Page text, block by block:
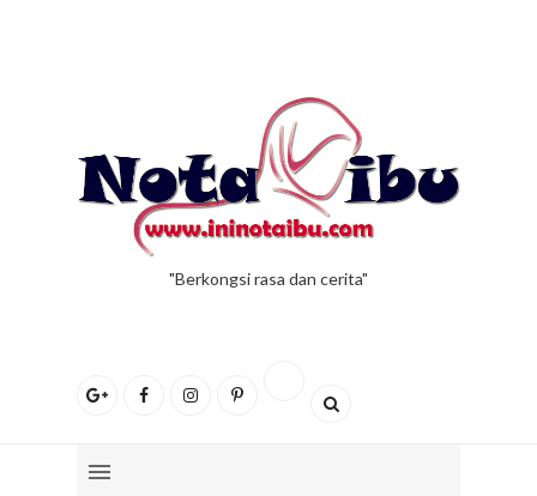
"Berkongsi rasa dan cerita"